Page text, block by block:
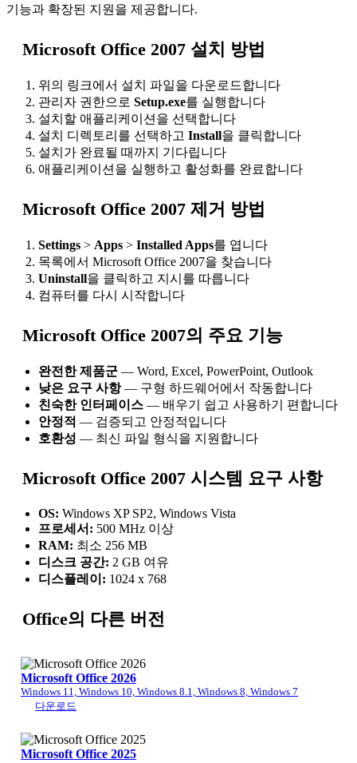
기능과 확장된 지원을 제공합니다.
Microsoft Office 2007 설치 방법
위의 링크에서 설치 파일을 다운로드합니다
관리자 권한으로 Setup.exe를 실행합니다
설치할 애플리케이션을 선택합니다
설치 디렉토리를 선택하고 Install을 클릭합니다
설치가 완료될 때까지 기다립니다
애플리케이션을 실행하고 활성화를 완료합니다
Microsoft Office 2007 제거 방법
Settings > Apps > Installed Apps를 엽니다
목록에서 Microsoft Office 2007을 찾습니다
Uninstall을 클릭하고 지시를 따릅니다
컴퓨터를 다시 시작합니다
Microsoft Office 2007의 주요 기능
완전한 제품군 — Word, Excel, PowerPoint, Outlook
낮은 요구 사항— 구형 하드웨어에서 작동합니다
친숙한 인터페이스 — 배우기 쉽고 사용하기 편합니다
안정적 — 검증되고 안정적입니다
호환성 — 최신 파일 형식을 지원합니다
Microsoft Office 2007 시스템 요구 사항
OS: Windows XP SP2, Windows Vista
프로세서: 500 MHz 이상
RAM: 최소 256 MB
디스크 공간: 2 GB 여유
디스플레이: 1024 x 768
Office의 다른 버전
Microsoft Office 2026
Windows 11, Windows 10, Windows 8.1, Windows 8, Windows 7
다운로드
Microsoft Office 2025